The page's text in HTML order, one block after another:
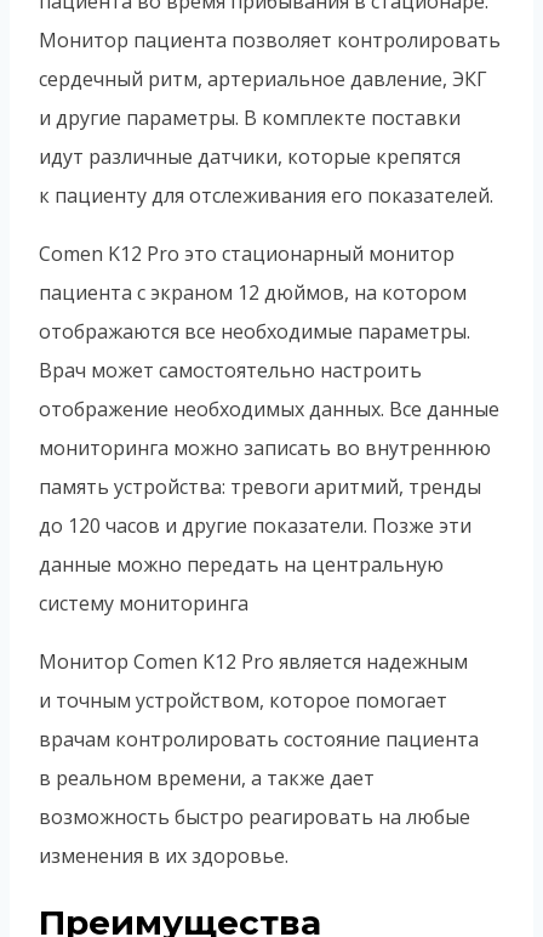
Монитор пациента позволяет контролировать
сердечный ритм, артериальное давление, ЭКГ
и другие параметры. В комплекте поставки
идут различные датчики, которые крепятся
к пациенту для отслеживания его показателей.
Comen K12 Pro это стационарный монитор
пациента с экраном 12 дюймов, на котором
отображаются все необходимые параметры.
Врач может самостоятельно настроить
отображение необходимых данных. Все данные
мониторинга можно записать во внутреннюю
память устройства: тревоги аритмий, тренды
до 120 часов и другие показатели. Позже эти
данные можно передать на центральную
систему мониторинга
Монитор Comen K12 Pro является надежным
и точным устройством, которое помогает
врачам контролировать состояние пациента
в реальном времени, а также дает
возможность быстро реагировать на любые
изменения в их здоровье.
Преимущества